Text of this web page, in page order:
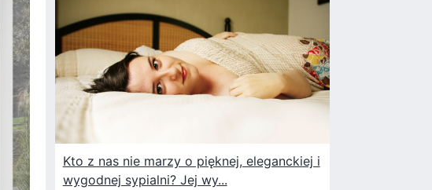
Kto z nas nie marzy o pięknej, eleganckiej i
wygodnej sypialni? Jej wy...